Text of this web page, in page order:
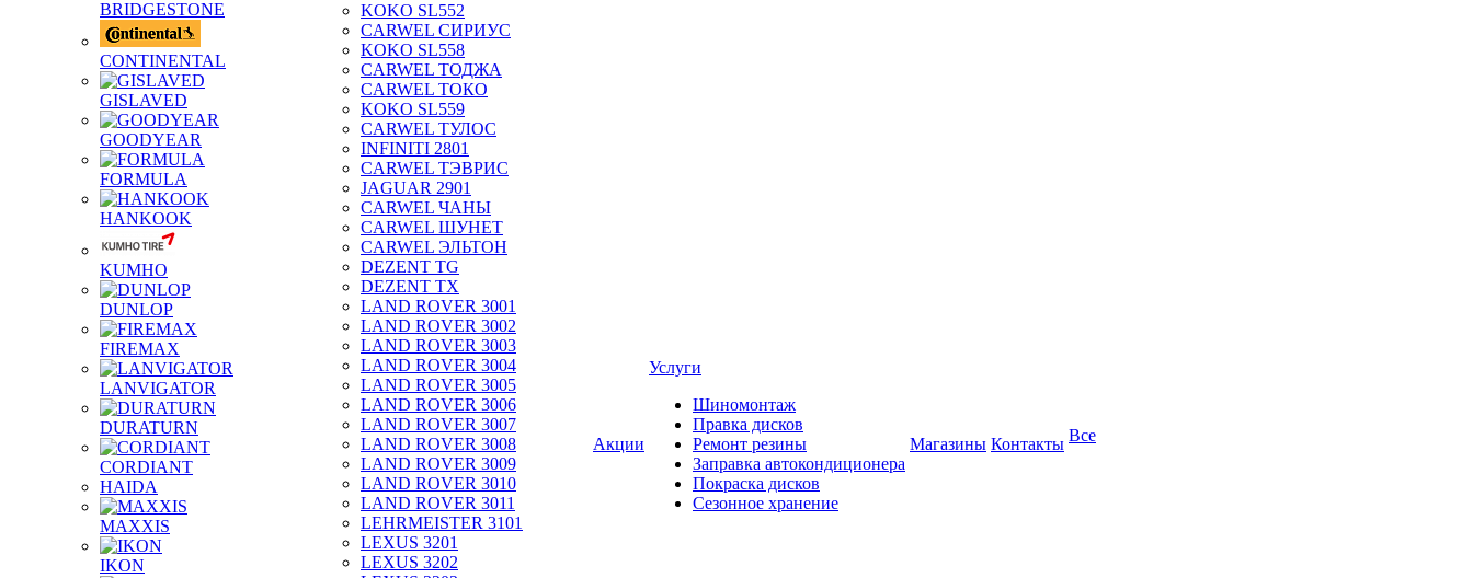
BRIDGESTONE
CONTINENTAL
GISLAVED
GOODYEAR
FORMULA
HANKOOK
KUMHO
DUNLOP
FIREMAX
LANVIGATOR
DURATURN
CORDIANT
HAIDA
MAXXIS
IKON
KOKO SL552
CARWEL СИРИУС
KOKO SL558
CARWEL ТОДЖА
CARWEL ТОКО
KOKO SL559
CARWEL ТУЛОС
INFINITI 2801
CARWEL ТЭВРИС
JAGUAR 2901
CARWEL ЧАНЫ
CARWEL ШУНЕТ
CARWEL ЭЛЬТОН
DEZENT TG
DEZENT TX
LAND ROVER 3001
LAND ROVER 3002
LAND ROVER 3003
LAND ROVER 3004
LAND ROVER 3005
LAND ROVER 3006
LAND ROVER 3007
LAND ROVER 3008
LAND ROVER 3009
LAND ROVER 3010
LAND ROVER 3011
LEHRMEISTER 3101
LEXUS 3201
LEXUS 3202
Акции
Услуги
Шиномонтаж
Правка дисков
Ремонт резины
Заправка автокондиционера
Покраска дисков
Сезонное хранение
Магазины Контакты Все